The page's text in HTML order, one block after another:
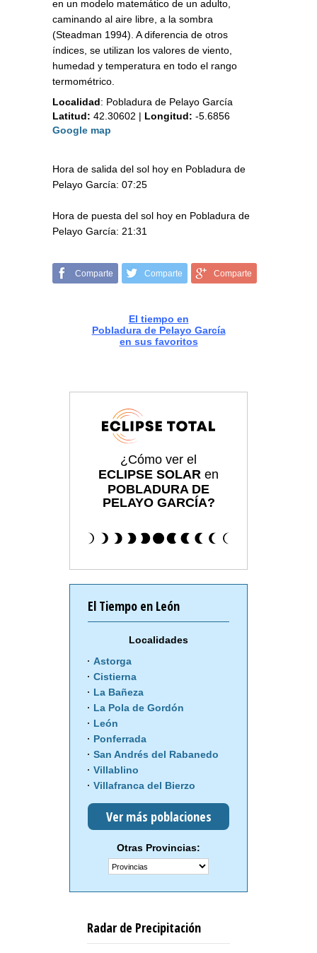
en un modelo matemático de un adulto,
caminando al aire libre, a la sombra
(Steadman 1994). A diferencia de otros
índices, se utilizan los valores de viento,
humedad y temperatura en todo el rango
termométrico.
Localidad: Pobladura de Pelayo García
Latitud: 42.30602 | Longitud: -5.6856
Google map
Hora de salida del sol hoy en Pobladura de
Pelayo García: 07:25
Hora de puesta del sol hoy en Pobladura de
Pelayo García: 21:31
Comparte Comparte Comparte
El tiempo en
Pobladura de Pelayo García
en sus favoritos
¿Cómo ver el
ECLIPSE SOLAR en
POBLADURA DE
PELAYO GARCÍA?
El Tiempo en León
Localidades
Astorga
Cistierna
La Bañeza
La Pola de Gordón
León
Ponferrada
San Andrés del Rabanedo
Villablino
Villafranca del Bierzo
Ver más poblaciones
Otras Provincias:
Radar de Precipitación